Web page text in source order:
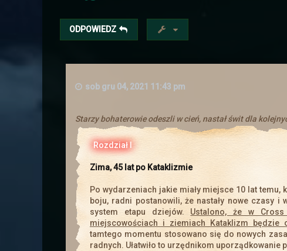
Ogłoszenia powinny się teraz
czytać w poziomie. W
Dodana została mapa miasta i
Duża wersja samego
Zapraszamy
ODPOWIEDZ
sob gru 04, 2021 11:43 pm
Starzy bohaterowie odeszli w cień, nastał świt dla
Rozdział I
Zima, 45 lat po Kataklizmie
Po wydarzeniach jakie miały miejsce 10 lat temu,
boju, radni postanowili, że nastały nowe czasy i
system etapu dziejów. Ustalono, że w
miejscowościach i ziemiach Kataklizm będzie
tamtego momentu stosowano się do nowych
radnych. Ułatwiło to urzędnikom uporządkowanie